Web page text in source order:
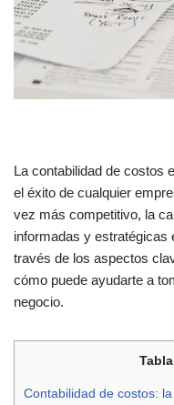
La contabilidad de costos
el éxito de cualquier
vez más competitivo, la
informadas y estratégicas
través de los aspectos
cómo puede ayudarte a
negocio.
Contabilidad de costos: